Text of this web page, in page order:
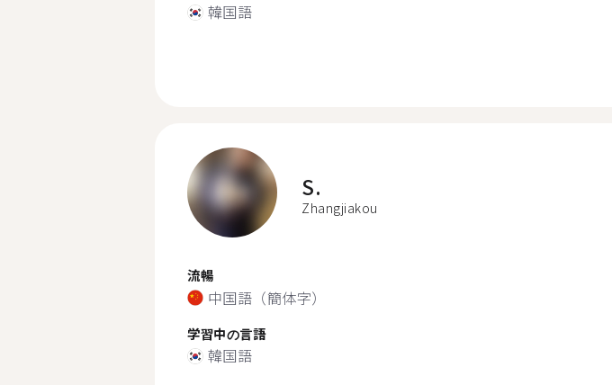
韓国語
S.
Zhangjiakou
流暢
中国語（簡体字）
学習中の言語
韓国語